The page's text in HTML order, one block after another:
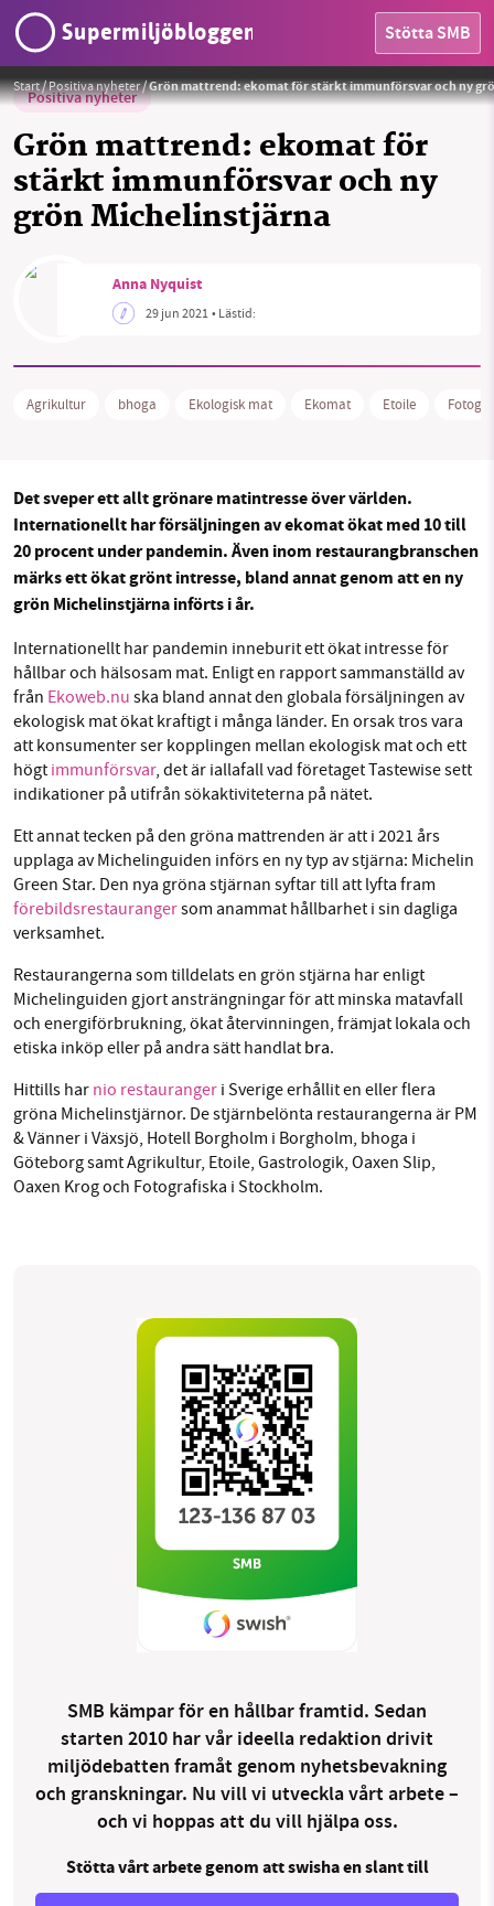
Supermiljöbloggen Stötta SMB
HEM
MILJÖFAKTA
OM OSS
Facebook Instagram
Threads LinkedIn
Start/Positiva nyheter/Grön mattrend: ekomat för stärkt immunförsvar och ny
Positiva nyheter
Grön mattrend: ekomat för
stärkt immunförsvar och ny
grön Michelinstjärna
Foto:silviarita från Pixabay
Anna Nyquist
29 jun 2021• Lästid:
Agrikultur bhoga Ekologisk mat Ekomat Etoile
Det sveper ett allt grönare matintresse över världen.
Internationellt har försäljningen av ekomat ökat med 10 till
20 procent under pandemin. Även inom restaurangbranschen
märks ett ökat grönt intresse, bland annat genom att en ny
grön Michelinstjärna införts i år.
Internationellt har pandemin inneburit ett ökat intresse för
hållbar och hälsosam mat. Enligt en rapport sammanställd av
från Ekoweb.nu ska bland annat den globala försäljningen av
ekologisk mat ökat kraftigt i många länder. En orsak tros vara
att konsumenter ser kopplingen mellan ekologisk mat och ett
högt immunförsvar, det är iallafall vad företaget Tastewise sett
indikationer på utifrån sökaktiviteterna på nätet.
Ett annat tecken på den gröna mattrenden är att i 2021 års
upplaga av Michelinguiden införs en ny typ av stjärna: Michelin
Green Star. Den nya gröna stjärnan syftar till att lyfta fram
förebildsrestaurangersom anammat hållbarhet i sin dagliga
verksamhet.
Restaurangerna som tilldelats en grön stjärna har enligt
Michelinguiden gjort ansträngningar för att minska matavfall
och energiförbrukning, ökat återvinningen, främjat lokala och
etiska inköp eller på andra sätt handlat bra.
Hittills har nio restauranger i Sverige erhållit en eller flera
gröna Michelinstjärnor. De stjärnbelönta restaurangerna är PM
& Vänner i Växsjö, Hotell Borgholm i Borgholm, bhoga i
Göteborg samt Agrikultur, Etoile, Gastrologik, Oaxen Slip,
Oaxen Krog och Fotografiska i Stockholm.
SMB kämpar för en hållbar framtid. Sedan
starten 2010 har vår ideella redaktion drivit
miljödebatten framåt genom nyhetsbevakning
och granskningar. Nu vill vi utveckla vårt arbete –
och vi hoppas att du vill hjälpa oss.
Stötta vårt arbete genom att swisha en slant till
SMB kämpar för en hållbar framtid. Sedan
starten 2010 har vår ideella redaktion drivit
miljödebatten framåt genom
nyhetsbevakning och granskningar. Nu vill vi
utveckla vårt arbete – och vi hoppas att du
vill hjälpa oss.
Stötta vårt arbete genom att swisha en slant till
1231368703
Läs vad vi vill göra